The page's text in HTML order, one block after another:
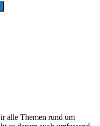
alle Themen rund um